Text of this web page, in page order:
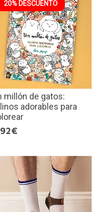
20% DESCUENTO
millón de gatos:
adorables para